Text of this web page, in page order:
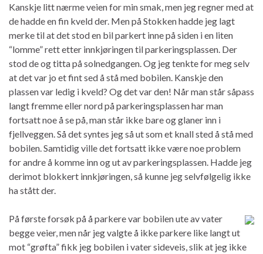
Kanskje litt nærme veien for min smak, men jeg regner med at
de hadde en fin kveld der. Men på Stokken hadde jeg lagt
merke til at det stod en bil parkert inne på siden i en liten
“lomme” rett etter innkjøringen til parkeringsplassen. Der
stod de og titta på solnedgangen. Og jeg tenkte for meg selv
at det var jo et fint sed å stå med bobilen. Kanskje den
plassen var ledig i kveld? Og det var den! Når man står såpass
langt fremme eller nord på parkeringsplassen har man
fortsatt noe å se på, man står ikke bare og glaner inn i
fjellveggen. Så det syntes jeg så ut som et knall sted å stå med
bobilen. Samtidig ville det fortsatt ikke være noe problem
for andre å komme inn og ut av parkeringsplassen. Hadde jeg
derimot blokkert innkjøringen, så kunne jeg selvfølgelig ikke
ha stått der.
På første forsøk på å parkere var bobilen ute av vater
begge veier, men når jeg valgte å ikke parkere like langt ut
mot “grøfta” fikk jeg bobilen i vater sideveis, slik at jeg ikke